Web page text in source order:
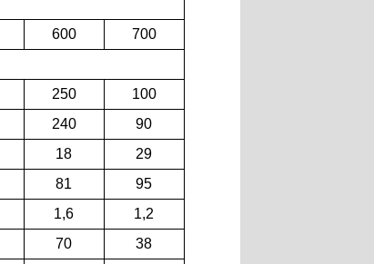
600
700
250
100
240
90
18
29
81 95
1,6
1,2
70
38